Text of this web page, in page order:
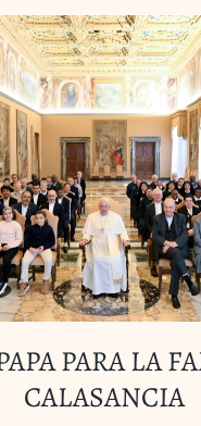
PARA LA
CALASANCIA